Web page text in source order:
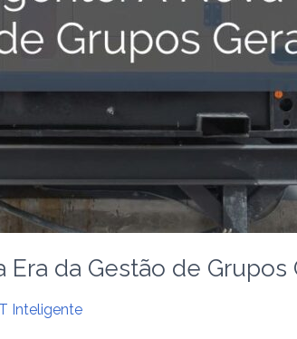
da Gestão de Grupos
Inteligente